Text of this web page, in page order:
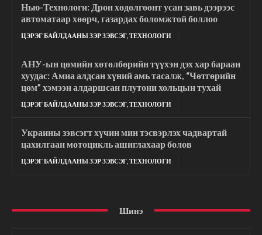
Нью-Технологи: Дрон хөдөлгөөнт усан завь дээрээс
автоматаар хөөрч, газардах боломжтой боллоо
ЦЭРЭГ БАЙЛДААНЫ ЗЭР ЗЭВСЭГ, ТЕХНОЛОГИ
АНУ-ын цөмийн хөтөлбөрийн түүхэн дэх хар бараан
хуудас: Амиа алдсан хүний ​​амь тасалж, “Чөтгөрийн
цөм” хэмээн алдаршсан плутони хольцын тухай
ЦЭРЭГ БАЙЛДААНЫ ЗЭР ЗЭВСЭГ, ТЕХНОЛОГИ
Украины зэвсэгт хүчин мин тэсвэрлэх чадвартай
цахилгаан мотоцикль ашиглахаар болов
ЦЭРЭГ БАЙЛДААНЫ ЗЭР ЗЭВСЭГ, ТЕХНОЛОГИ
Шинэ